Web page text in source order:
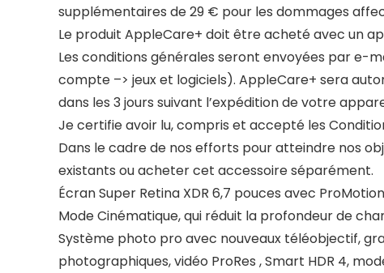
supplémentaires de 29 € pour les dommages
Le produit AppleCare+ doit être acheté avec un
Les conditions générales seront envoyées par e-
compte –> jeux et logiciels). AppleCare+ sera
dans les 3 jours suivant l’expédition de votre
Je certifie avoir lu, compris et accepté les
Dans le cadre de nos efforts pour atteindre nos
existants ou acheter cet accessoire séparément.
Écran Super Retina XDR 6,7 pouces avec
Mode Cinématique, qui réduit la profondeur de
Système photo pro avec nouveaux téléobjectif,
photographiques, vidéo ProRes , Smart HDR 4,